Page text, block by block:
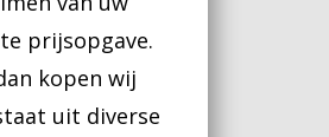
prijsopgave.
kopen wij
uit diverse